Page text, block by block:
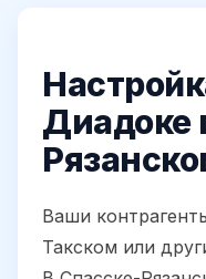
Диадоке
Ваши
Такском или